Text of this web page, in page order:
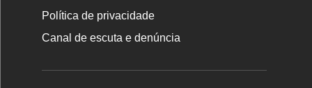
Política de privacidade
Canal de escuta e denúncia